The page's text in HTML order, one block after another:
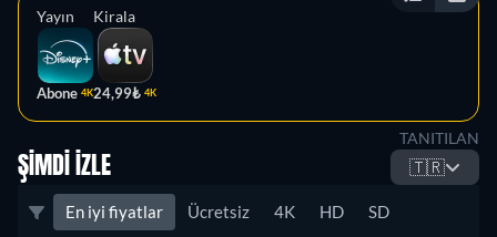
Yayın
Abone 4K
Kirala
24,99₺ 4K
TANITILAN
ŞIMDI İZLE 🇹🇷
En iyi fiyatlar Ücretsiz 4K HD SD